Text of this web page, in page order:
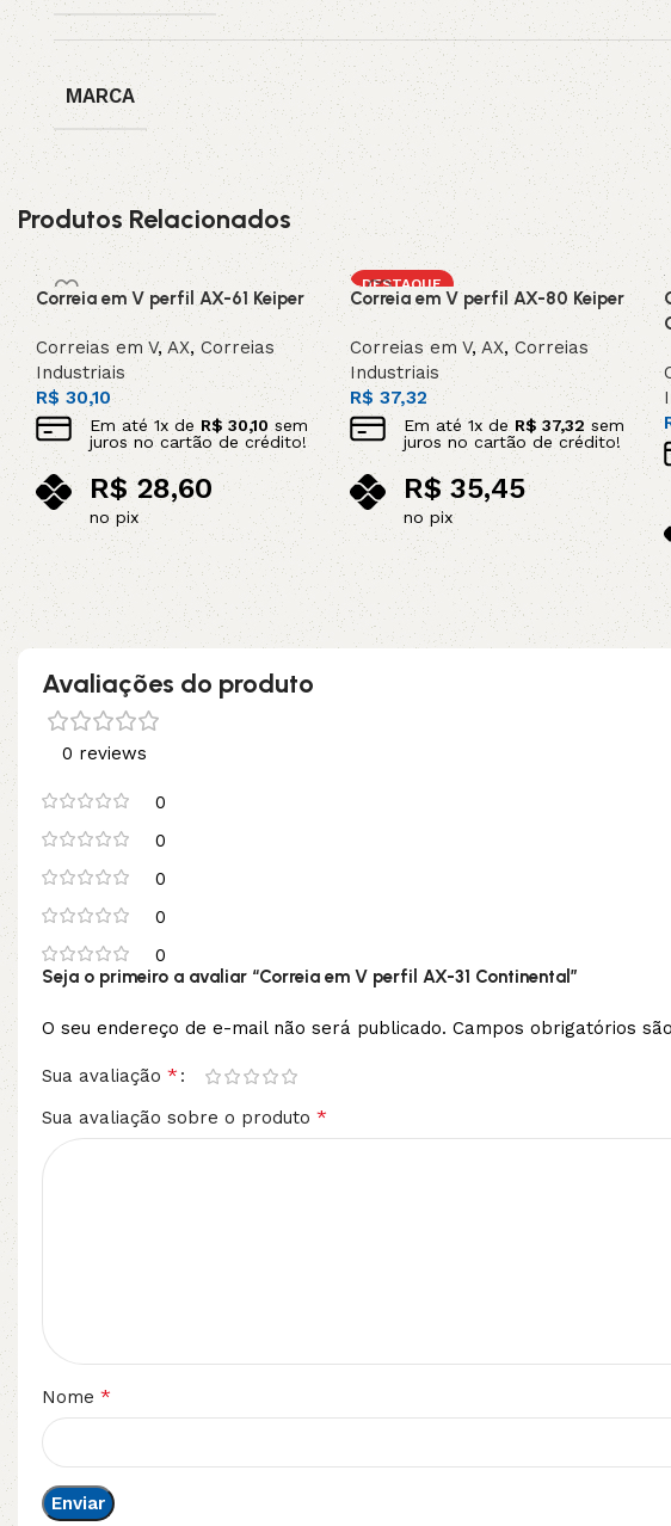
MARCA
Produtos Relacionados
Correia em V perfil AX-61 Keiper
Correias em V,AX, Correias
Industriais
R$ 30,10
Em até1x de R$30,10 sem
juros no cartão de crédito!
R$28,60
no pix
Adicionar ao carrinho
DESTAQUE
Correia em V perfil AX-80 Keiper
Correias em V,AX,Correias
Industriais
R$ 37,32
Em até1x de R$ 37,32sem
juros no cartão de crédito!
R$35,45
no pix
Adicionar ao carrinho
Avaliações do produto
0 reviews
0
0
0
0
0
Seja o primeiro a avaliar “Correia em V perfil AX-31 Continental”
O seu endereço de e-mail não será publicado. Campos obrigatórios
Sua avaliação *
Sua avaliação sobre o produto *
Nome *